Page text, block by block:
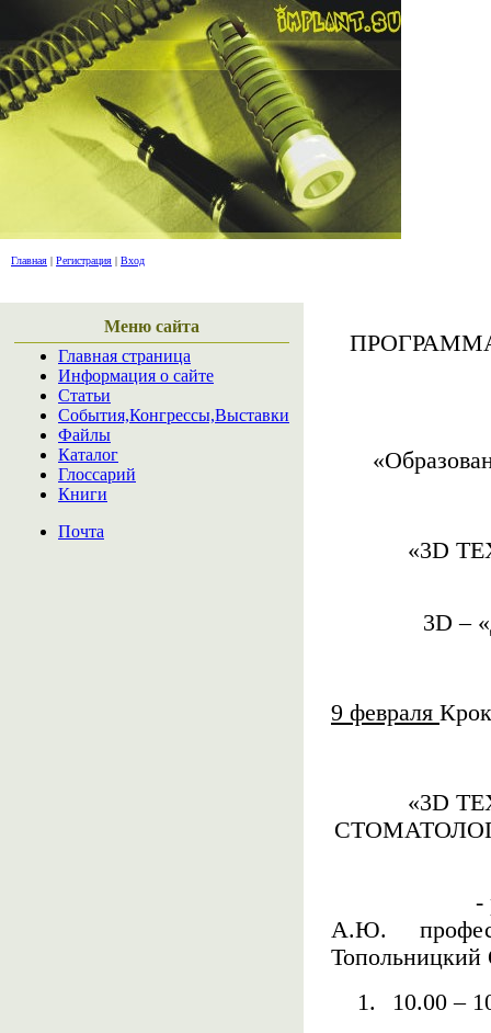
Главная | Регистрация | Вход
Меню сайта
Главная страница
Информация о сайте
Статьи
События,Конгрессы,Выставки
Файлы
Каталог
Глоссарий
Книги
Почта
«3D
3D –
9 февраля
«3D
-
А.Ю.
1.
10.00 –